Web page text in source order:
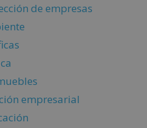
de empresas
empresarial